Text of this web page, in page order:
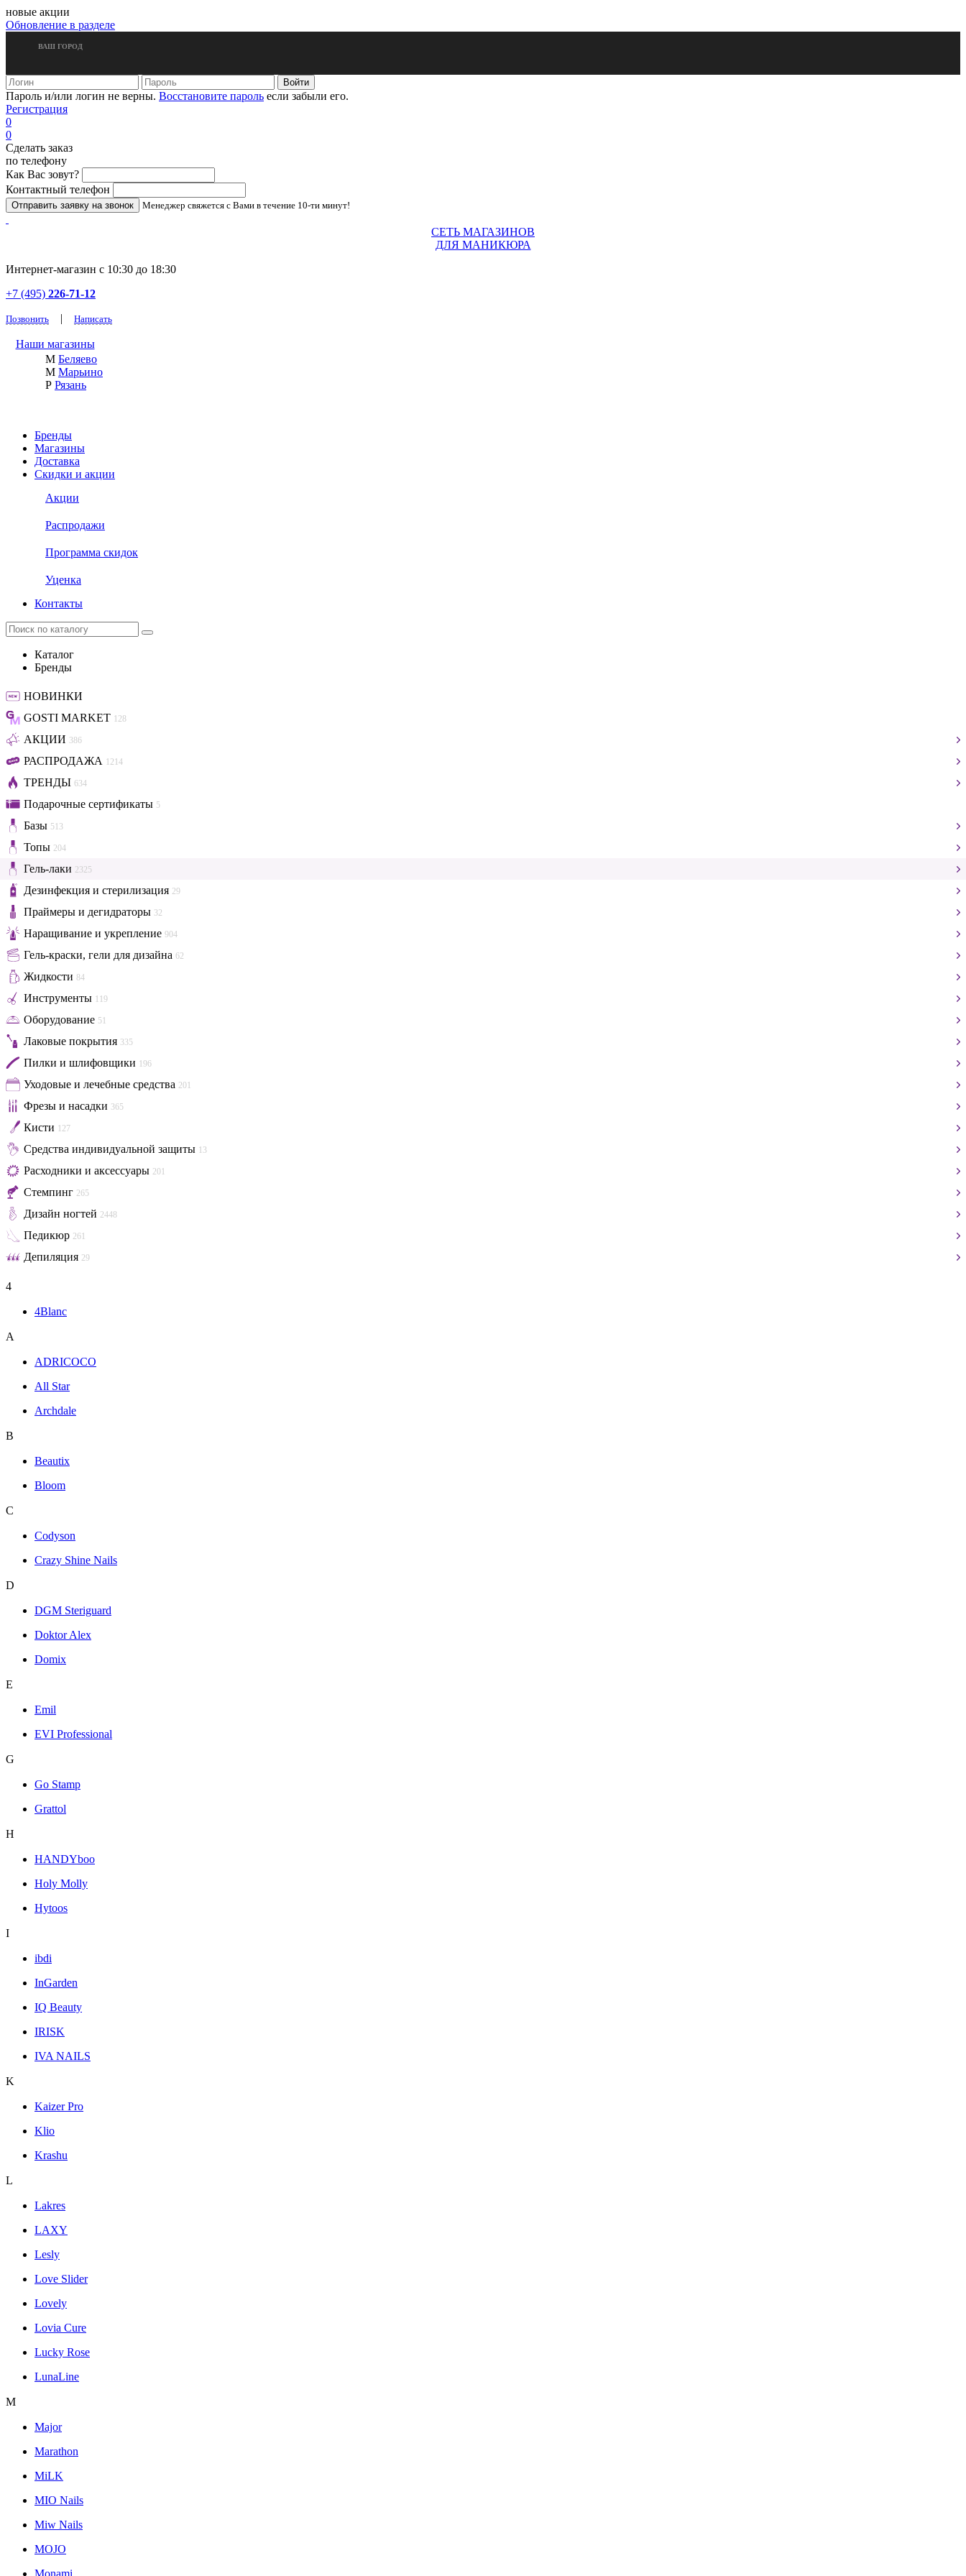
новые акции
Обновление в разделе
ВАШ ГОРОД
Пароль и/или логин не верны. Восстановите пароль если забыли его.
Регистрация
0
0
Сделать заказ
по телефону
Как Вас зовут?
Контактный телефон
Менеджер свяжется с Вами в течение 10-ти минут!
СЕТЬ МАГАЗИНОВ
ДЛЯ МАНИКЮРА
Интернет-магазин с 10:30 до 18:30
+7 (495) 226-71-12
Позвонить | Написать
Наши магазины
М Беляево
М Марьино
Р Рязань
Бренды
Магазины
Доставка
Скидки и акции
Акции
Распродажи
Программа скидок
Уценка
Контакты
Каталог
Бренды
НОВИНКИ
GOSTI MARKET 128
АКЦИИ 386
РАСПРОДАЖА 1214
ТРЕНДЫ 634
Подарочные сертификаты 5
Базы 513
Топы 204
Гель-лаки 2325
Дезинфекция и стерилизация 29
Праймеры и дегидраторы 32
Наращивание и укрепление 904
Гель-краски, гели для дизайна 62
Жидкости 84
Инструменты 119
Оборудование 51
Лаковые покрытия 335
Пилки и шлифовщики 196
Уходовые и лечебные средства 201
Фрезы и насадки 365
Кисти 127
Средства индивидуальной защиты 13
Расходники и аксессуары 201
Стемпинг 265
Дизайн ногтей 2448
Педикюр 261
Депиляция 29
4
4Blanc
A
ADRICOCO
All Star
Archdale
B
Beautix
Bloom
C
Codyson
Crazy Shine Nails
D
DGM Steriguard
Doktor Alex
Domix
E
Emil
EVI Professional
G
Go Stamp
Grattol
H
HANDYboo
Holy Molly
Hytoos
I
ibdi
InGarden
IQ Beauty
IRISK
IVA NAILS
K
Kaizer Pro
Klio
Krashu
L
Lakres
LAXY
Lesly
Love Slider
Lovely
Lovia Cure
Lucky Rose
LunaLine
M
Major
Marathon
MiLK
MIO Nails
Miw Nails
MOJO
Monami